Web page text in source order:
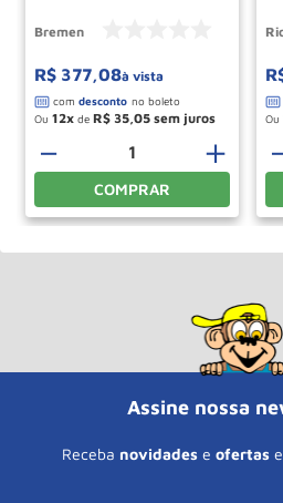
Bremen
R$ 377,08à vista
Ou 12 de R$ 35,05
＋
－
COMPRAR
Ou
Assine nossa
Receba novidades e ofertas